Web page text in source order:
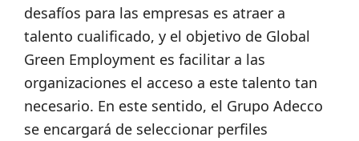
desafíos para las empresas es atraer a
talento cualificado, y el objetivo de Global
Green Employment es facilitar a las
organizaciones el acceso a este talento tan
necesario. En este sentido, el Grupo Adecco
se encargará de seleccionar perfiles